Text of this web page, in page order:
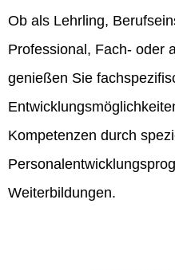
Ob als Lehrling,
Professional, Fach- oder
genießen Sie
Kompetenzen durch
Weiterbildungen.